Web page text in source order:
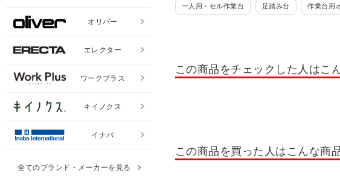
一人用・セル作業台 足踏み台 作業台用
工場・倉庫向けキャビネット 軽量キャビネ
この商品をチェックした人はこ
この商品を買った人はこんな商
オリバー
エレクター
ワークプラス
キイノクス
イナバ
全てのブランド・メーカーを見る